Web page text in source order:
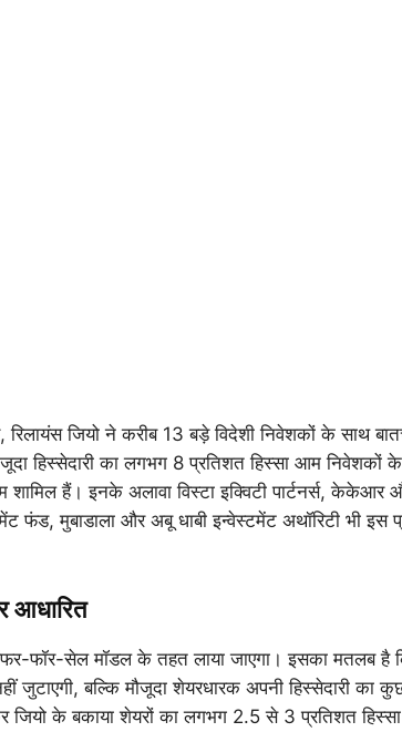
रिलायंस जियो ने करीब 13 बड़े विदेशी निवेशकों के साथ
हिस्सेदारी का लगभग 8 प्रतिशत हिस्सा आम निवेशकों
हैं। इनके अलावा विस्टा इक्विटी पार्टनर्स, केकेआर
फंड, मुबाडाला और अबू धाबी इन्वेस्टमेंट अथॉरिटी भी इस
आधारित
फॉर-सेल मॉडल के तहत लाया जाएगा। इसका मतलब है
जुटाएगी, बल्कि मौजूदा शेयरधारक अपनी हिस्सेदारी का
के बकाया शेयरों का लगभग 2.5 से 3 प्रतिशत